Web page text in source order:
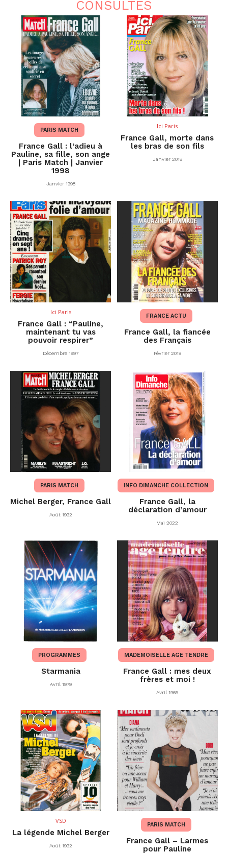
CONSULTÉS
PARIS MATCH
France Gall : l’adieu à
Pauline, sa fille, son ange
| Paris Match | Janvier
1998
Janvier 1998
Ici Paris
France Gall, morte dans
les bras de son fils
Janvier 2018
Ici Paris
France Gall : “Pauline,
maintenant tu vas
pouvoir respirer”
Décembre 1997
FRANCE ACTU
France Gall, la fiancée
des Français
Février 2018
PARIS MATCH
Michel Berger, France Gall
Août 1992
INFO DIMANCHE COLLECTION
France Gall, la
déclaration d’amour
Mai 2022
PROGRAMMES
Starmania
Avril 1979
MADEMOISELLE AGE TENDRE
France Gall : mes deux
frères et moi !
Avril 1965
VSD
La légende Michel Berger
Août 1992
PARIS MATCH
France Gall – Larmes
pour Pauline